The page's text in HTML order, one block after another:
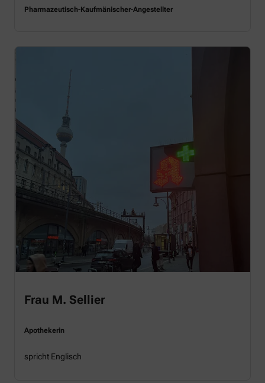
Pharmazeutisch-Kaufmänischer-Angestellter
Frau M. Sellier
Apothekerin
spricht Englisch